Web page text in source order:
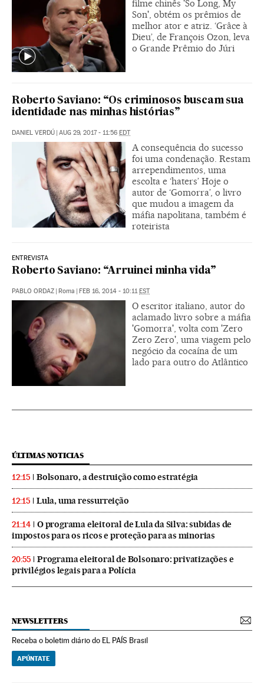
filme chinês 'So Long, My
Son', obtém os prêmios de
melhor ator e atriz. ‘Grâce à
Dieu’, de François Ozon, leva
o Grande Prêmio do Júri
Roberto Saviano: “Os criminosos buscam sua
identidade nas minhas histórias”
DANIEL VERDÚ AUG 29, 2017 - 11:56 EDT
A consequência do sucesso
foi uma condenação. Restam
arrependimentos, uma
escolta e ‘haters’ Hoje o
autor de ‘Gomorra’, o livro
que mudou a imagem da
máfia napolitana, também é
roteirista
ENTREVISTA
Roberto Saviano: “Arruinei minha vida”
PABLO ORDAZ Roma FEB 16, 2014 - 10:11 EST
O escritor italiano, autor do
aclamado livro sobre a máfia
'Gomorra', volta com 'Zero
Zero Zero', uma viagem pelo
negócio da cocaína de um
lado para outro do Atlântico
ÚLTIMAS NOTICIAS
12:15 Bolsonaro, a destruição como estratégia
12:15 Lula, uma ressurreição
21:14
O programa eleitoral de Lula da Silva: subidas de
impostos para os ricos e proteção para as minorias
20:55
Programa eleitoral de Bolsonaro: privatizações e
privilégios legais para a Polícia
NEWSLETTERS
Receba o boletim diário do EL PAÍS Brasil
APÚNTATE